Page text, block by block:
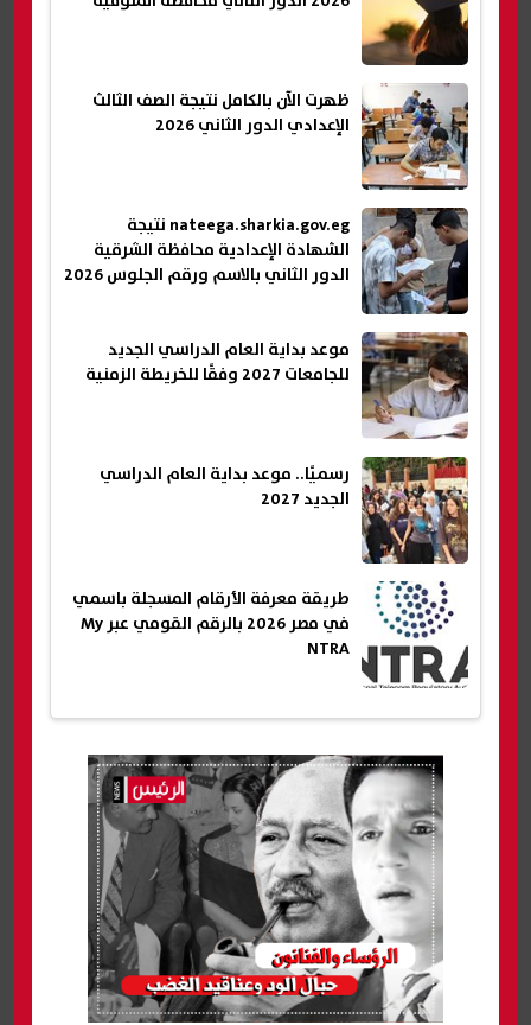
ظهرت الآن بالكامل نتيجة الصف الثالث
الإعدادي الدور الثاني 2026
nateega.sharkia.gov.eg نتيجة
الشهادة الإعدادية محافظة الشرقية
الدور الثاني بالاسم ورقم الجلوس 2026
موعد بداية العام الدراسي الجديد
للجامعات 2027 وفقًا للخريطة الزمنية
رسميًا.. موعد بداية العام الدراسي
الجديد 2027
طريقة معرفة الأرقام المسجلة باسمي
في مصر 2026 بالرقم القومي عبر My
NTRA